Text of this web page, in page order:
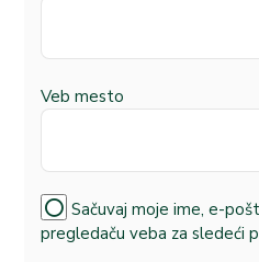
Veb mesto
Sačuvaj moje ime, e-
pregledaču veba za sledeći